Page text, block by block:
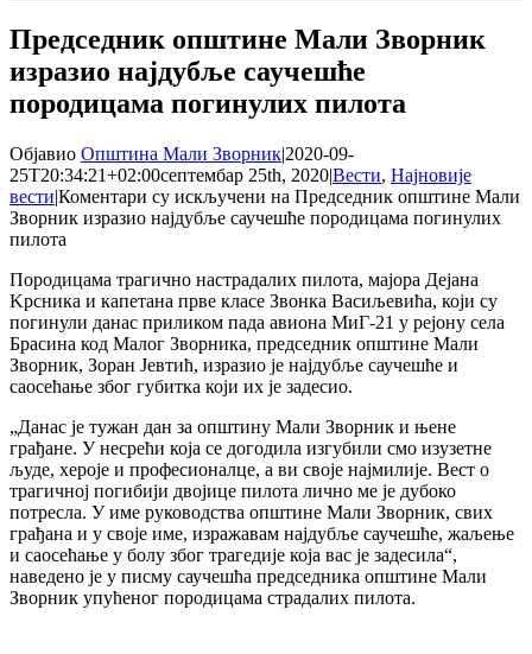
Председник општине Мали Зворник
изразио најдубље саучешће
породицама погинулих пилота
Објавио Општина Мали Зворник|2020-09-
25T20:34:21+02:00септембар 25th, 2020|Вести, Најновије
вести|Коментари су искључени на Председник општине Мали
Зворник изразио најдубље саучешће породицама погинулих
пилота
Породицама трагично настрадалих пилота, мајора Дејана
Kрсника и капетана прве класе Звонка Васиљевића, који су
погинули данас приликом пада авиона МиГ-21 у рејону села
Брасина код Малог Зворника, председник општине Мали
Зворник, Зоран Јевтић, изразио је најдубље саучешће и
саосећање због губитка који их је задесио.
„Данас је тужан дан за општину Мали Зворник и њене
грађане. У несрећи која се догодила изгубили смо изузетне
људе, хероје и професионалце, а ви своје најмилије. Вест о
трагичној погибији двојице пилота лично ме је дубоко
потресла. У име руководства општине Мали Зворник, свих
грађана и у своје име, изражавам најдубље саучешће, жаљење
и саосећање у болу због трагедије која вас је задесила“,
наведено је у писму саучешћа председника општине Мали
Зворник упућеног породицама страдалих пилота.